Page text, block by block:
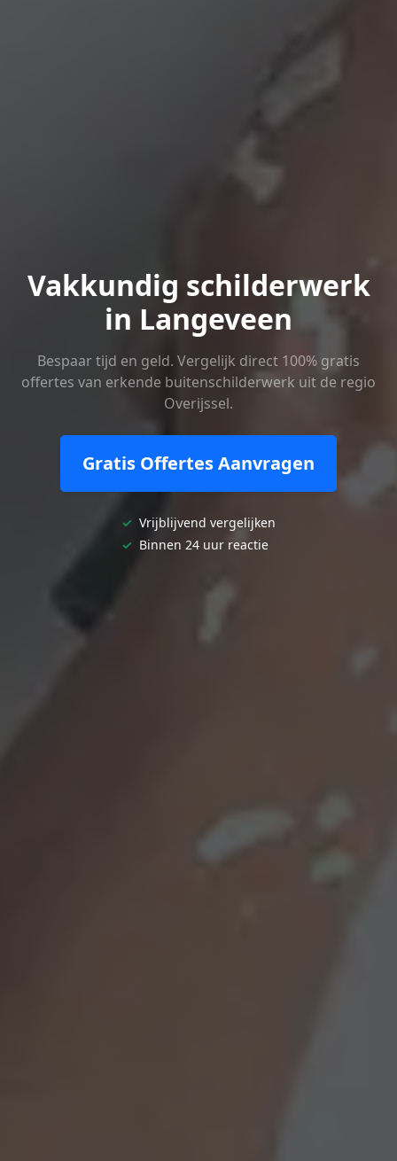
Vakkundig schilderwerk
in Langeveen
Bespaar tijd en geld. Vergelijk direct 100% gratis
offertes van erkende buitenschilderwerk uit de regio
Overijssel.
Gratis Offertes Aanvragen
✓ Vrijblijvend vergelijken
✓ Binnen 24 uur reactie